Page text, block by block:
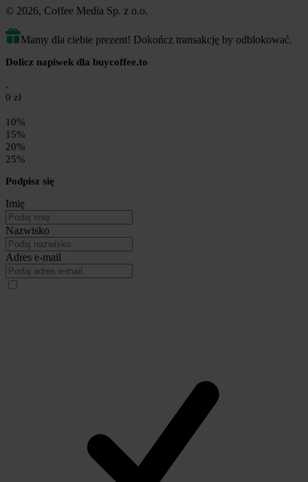
© 2026, Coffee Media Sp. z o.o.
Mamy dla ciebie prezent! Dokończ transakcję by odblokować.
Dolicz napiwek dla buycoffee.to
0 zł
10%
15%
20%
25%
Podpisz się
Imię
Nazwisko
Adres e-mail